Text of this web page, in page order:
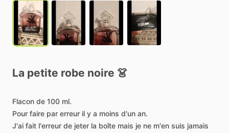
La petite robe noire 👗
Flacon de 100 ml.
Pour faire par erreur il y a moins d'un an.
J'ai fait l'erreur de jeter la boîte mais je ne m'en suis jamais